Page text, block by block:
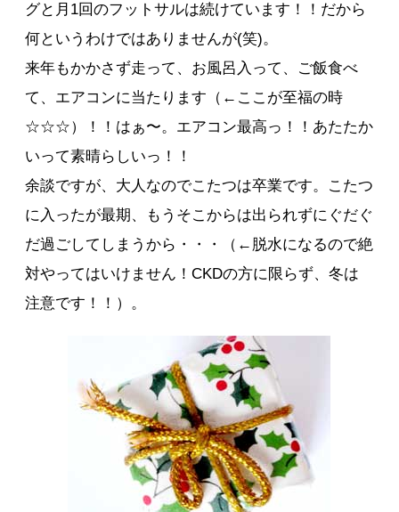
グと月1回のフットサルは続けています！！だから
何というわけではありませんが(笑)。
来年もかかさず走って、お風呂入って、ご飯食べ
て、エアコンに当たります（←ここが至福の時
☆☆☆）！！はぁ〜。エアコン最高っ！！あたたか
いって素晴らしいっ！！
余談ですが、大人なのでこたつは卒業です。こたつ
に入ったが最期、もうそこからは出られずにぐだぐ
だ過ごしてしまうから・・・（←脱水になるので絶
対やってはいけません！CKDの方に限らず、冬は
注意です！！）。